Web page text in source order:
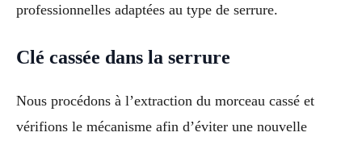
professionnelles adaptées au type de serrure.
Clé cassée dans la serrure
Nous procédons à l’extraction du morceau cassé et
vérifions le mécanisme afin d’éviter une nouvelle